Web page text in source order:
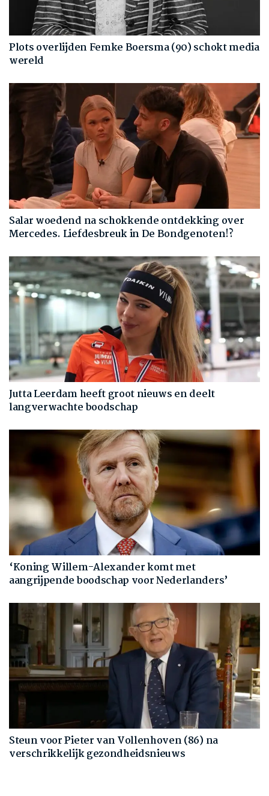
Plots overlijden Femke Boersma (90) schokt media
wereld
Salar woedend na schokkende ontdekking over
Mercedes. Liefdesbreuk in De Bondgenoten!?
Jutta Leerdam heeft groot nieuws en deelt
langverwachte boodschap
‘Koning Willem-Alexander komt met
aangrijpende boodschap voor Nederlanders’
Steun voor Pieter van Vollenhoven (86) na
verschrikkelijk gezondheidsnieuws